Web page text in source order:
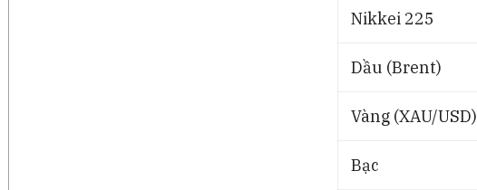
Nikkei 225
Dầu (Brent)
Vàng (XAU/USD)
Bạc